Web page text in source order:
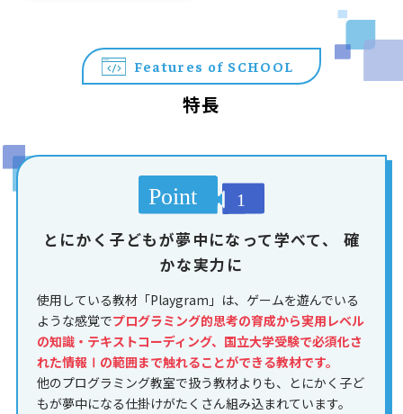
Features of SCHOOL
特長
とにかく子どもが夢中になって学べて、
確
かな実力に
使用している教材「Playgram」は、ゲームを遊んでいる
ような感覚でプログラミング的思考の育成から実用レベル
の知識・テキストコーディング、国立大学受験で必須化さ
れた情報Ⅰの範囲まで触れることができる教材です。
他のプログラミング教室で扱う教材よりも、とにかく子ど
もが夢中になる仕掛けがたくさん組み込まれています。